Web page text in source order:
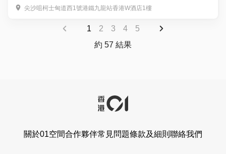
尖沙咀柯士甸道西1號港鐵九龍站香港W酒店1樓
1 2 3 4
5
約 57 結果
關於01空間合作夥伴常見問題條款及細則 聯絡我們